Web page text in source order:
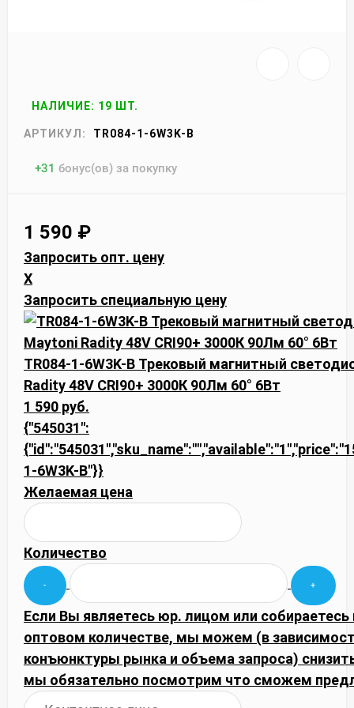
НАЛИЧИЕ: 19 ШТ.
АРТИКУЛ: TR084-1-6W3K-B
+31 бонус(ов) за покупку
1 590 ₽
Запросить опт. цену
X
Запросить специальную цену
TR084-1-6W3K-B Трековый магнитный
Radity 48V CRI90+ 3000К 90Лм 60° 6Вт
1 590 руб.
{"545031":
1-6W3K-B"}}
Желаемая цена
Количество
Если Вы являетесь юр. лицом или собираетесь
оптовом количестве, мы можем (в
конъюнктуры рынка и объема запроса)
мы обязательно посмотрим что сможем